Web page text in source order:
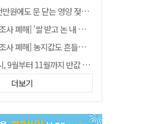
문 닫는 영양 젖소농장… "일할 사람이 없어"
] '쌀 받고 논 내 준' 도지농 이제 어쩌나?
값도 흔들리나…"도지 막히면 헐값 매물 나올 수도"
부터 11월까지 반값 여행 혜택 제공
진설' SK하이닉스, 주가 9% 급락
해] 실경작농·청년농 부담도 커진다
더보기